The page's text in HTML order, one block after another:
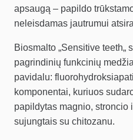
apsaugą – papildo
neleisdamas jautrumui
Biosmalto „Sensitive teeth„
pagrindinių funkcinių
pavidalu:
komponentai, kuriuos
papildytas magnio, stroncio
sujungtais su chitozanu.